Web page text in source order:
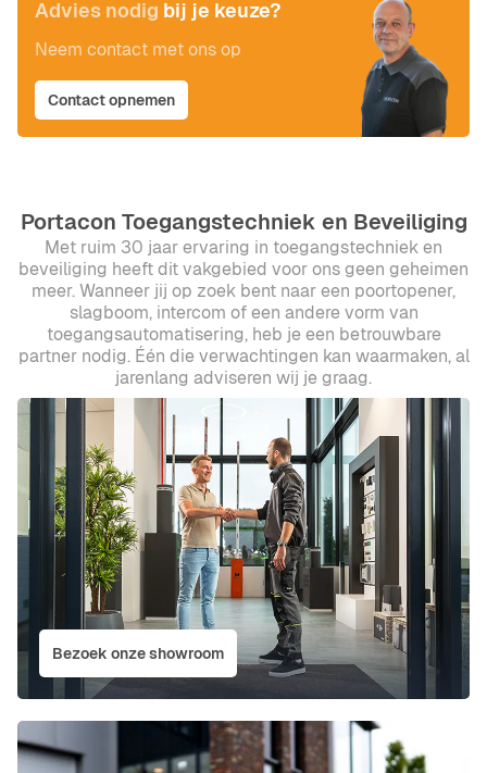
Advies nodig bij je keuze?
Neem contact met ons op
Contact opnemen
Portacon Toegangstechniek en Beveiliging
Met ruim 30 jaar ervaring in toegangstechniek en
beveiliging heeft dit vakgebied voor ons geen geheimen
meer. Wanneer jij op zoek bent naar een poortopener,
slagboom, intercom of een andere vorm van
toegangsautomatisering, heb je een betrouwbare
partner nodig. Één die verwachtingen kan waarmaken, al
jarenlang adviseren wij je graag.
Bezoek onze showroom